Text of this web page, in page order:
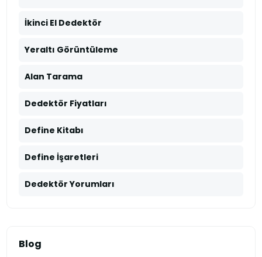
İkinci El Dedektör
Yeraltı Görüntüleme
Alan Tarama
Dedektör Fiyatları
Define Kitabı
Define İşaretleri
Dedektör Yorumları
Blog